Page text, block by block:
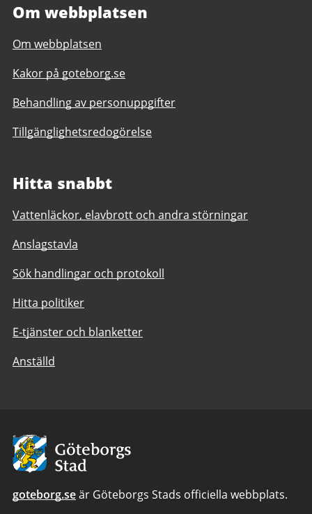
Om webbplatsen
Om webbplatsen
Kakor på goteborg.se
Behandling av personuppgifter
Tillgänglighetsredogörelse
Hitta snabbt
Vattenläckor, elavbrott och andra störningar
Anslagstavla
Sök handlingar och protokoll
Hitta politiker
E-tjänster och blanketter
Anställd
Avsändare:
Göteborgs
Stad
goteborg.seär Göteborgs Stads officiella webbplats.